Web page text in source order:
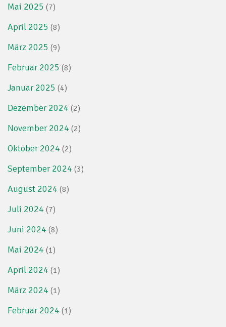
Mai 2025 (7)
April 2025 (8)
März 2025 (9)
Februar 2025 (8)
Januar 2025 (4)
Dezember 2024 (2)
November 2024 (2)
Oktober 2024 (2)
September 2024 (3)
August 2024 (8)
Juli 2024 (7)
Juni 2024 (8)
Mai 2024 (1)
April 2024 (1)
März 2024 (1)
Februar 2024 (1)